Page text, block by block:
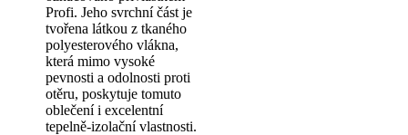
Profi. Jeho svrchní část je
tvořena látkou z tkaného
polyesterového vlákna,
která mimo vysoké
pevnosti a odolnosti proti
otěru, poskytuje tomuto
oblečení i excelentní
tepelně-izolační vlastnosti.